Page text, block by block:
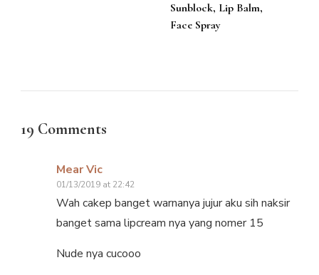
Sunblock, Lip Balm,
Face Spray
19 Comments
Mear Vic
01/13/2019 at 22:42
Wah cakep banget warnanya jujur aku sih naksir
banget sama lipcream nya yang nomer 15
Nude nya cucooo